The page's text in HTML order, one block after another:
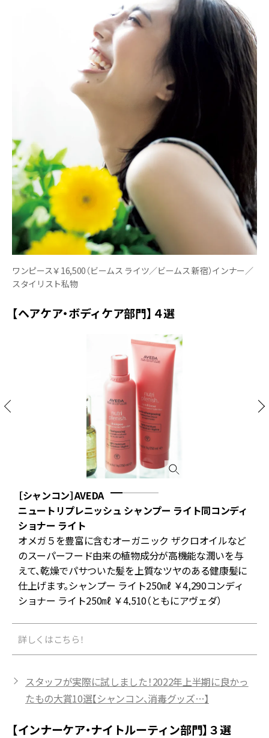
ワンピース￥16,500（ビームス ライツ／ビームス 新宿）インナー／
スタイリスト私物
【ヘアケア・ボディケア部門】４選
［シャンコン］AVEDA
ニュートリプレニッシュ シャンプー ライト同コンディ
ショナー ライト
オメガ５を豊富に含むオーガニック ザクロオイルなど
のスーパーフード由来の植物成分が高機能な潤いを与
えて、乾燥でパサついた髪を上質なツヤのある健康髪に
仕上げます。シャンプー ライト250㎖ ￥4,290コンディ
ショナー ライト250㎖ ￥4,510（ともにアヴェダ）
詳しくはこちら！
スタッフが実際に試しました！2022年上半期に良かっ
たもの大賞10選【シャンコン、消毒グッズ…】
【インナーケア・ナイトルーティン部門】３選